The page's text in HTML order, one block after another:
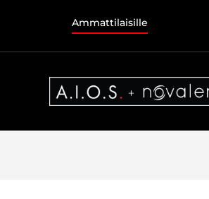
Ammattilaisille